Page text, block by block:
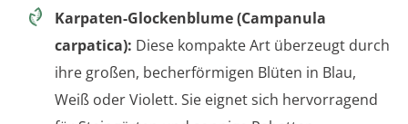
Karpaten-Glockenblume (Campanula
carpatica): Diese kompakte Art überzeugt durch
ihre großen, becherförmigen Blüten in Blau,
Weiß oder Violett. Sie eignet sich hervorragend